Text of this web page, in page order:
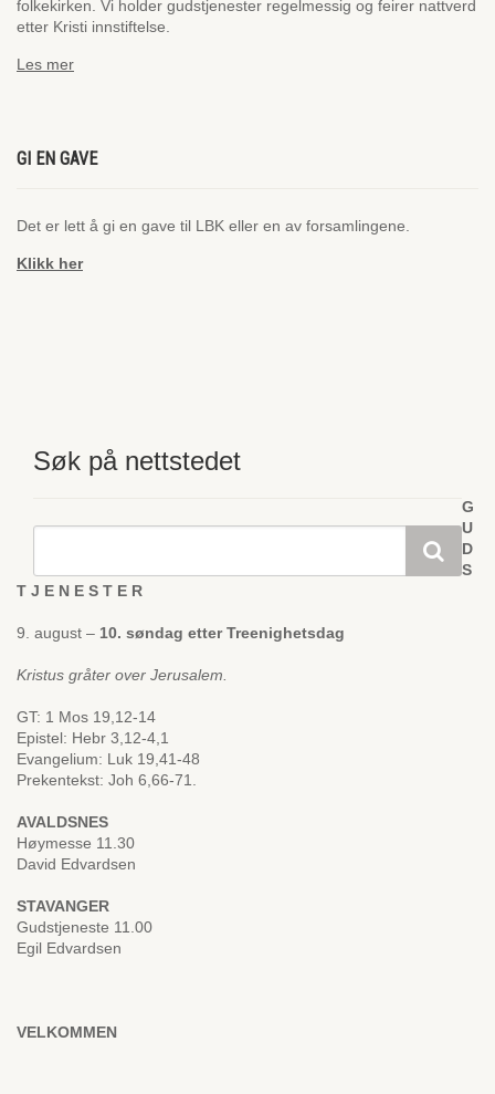
folkekirken. Vi holder gudstjenester regelmessig og feirer nattverd
etter Kristi innstiftelse.
Les mer
GI EN GAVE
Det er lett å gi en gave til LBK eller en av forsamlingene.
Klikk her
Søk på nettstedet
G
U
D
S
T J E N E S T E R
9. august – 10. søndag etter Treenighetsdag
Kristus gråter over Jerusalem.
GT: 1 Mos 19,12-14
Epistel: Hebr 3,12-4,1
Evangelium: Luk 19,41-48
Prekentekst: Joh 6,66-71.
AVALDSNES
Høymesse 11.30
David Edvardsen
STAVANGER
Gudstjeneste 11.00
Egil Edvardsen
VELKOMMEN